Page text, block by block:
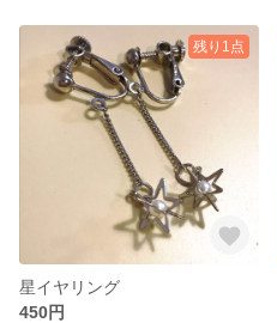
残り1点
星イヤリング
450円